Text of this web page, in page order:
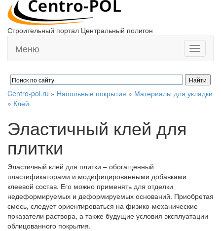
Строительный портал Центральный полигон
Toggle
Меню
Centro-pol.ru » Напольные покрытия » Материалы для укладки
» Клей
Эластичный клей для
плитки
Эластичный клей для плитки – обогащенный
пластификаторами и модифицированными добавками
клеевой состав. Его можно применять для отделки
недеформируемых и деформируемых оснований. Приобретая
смесь, следует ориентироваться на физико-механические
показатели раствора, а также будущие условия эксплуатации
облицованного покрытия.